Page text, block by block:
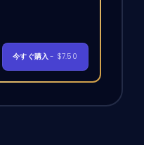
今すぐ購入- $7.50